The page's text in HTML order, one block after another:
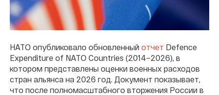
НАТО опубликовало обновленный отчет Defence
Expenditure of NATO Countries (2014–2026), в
котором представлены оценки военных расходов
стран альянса на 2026 год. Документ показывает,
что после полномасштабного вторжения России в